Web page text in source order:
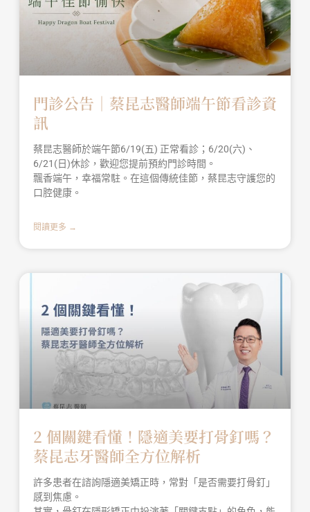
門診公告｜蔡昆志醫師端午節看診資
訊
蔡昆志醫師於端午節6/19(五) 正常看診；6/20(六)、
6/21(日)休診，歡迎您提前預約門診時間。
飄香端午，幸福常駐。在這個傳統佳節，蔡昆志守護您的
口腔健康。
閱讀更多 →
2 個關鍵看懂！隱適美要打骨釘嗎？
蔡昆志牙醫師全方位解析
許多患者在諮詢隱適美矯正時，常對「是否需要打骨釘」
感到焦慮。